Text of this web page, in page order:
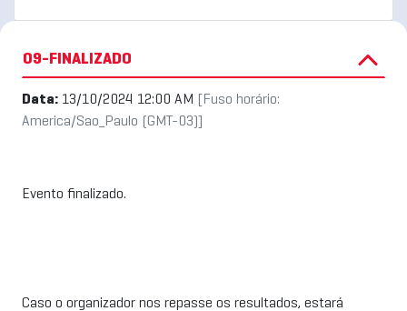
09-FINALIZADO
Data: 13/10/2024 12:00 AM
[Fuso horário:
America/Sao_Paulo (GMT-03)]
Evento finalizado.
Caso o organizador nos repasse os resultados, estará